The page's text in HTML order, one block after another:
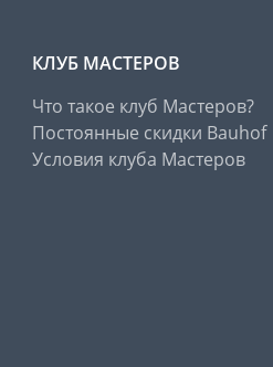
КЛУБ МАСТЕРОВ
Что такое клуб Мастеров?
Постоянные скидки Bauhof
Условия клуба Мастеров